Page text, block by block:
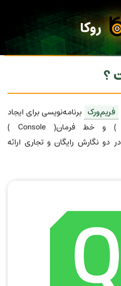
روکا
فریم‌ورک برنامه‌نویسی برای ایجاد
نرم‌افزارهای گرافیکی( GUI ) و خط فرمان( Console )
چندسیستم‌عاملی است. Qt در دو نگارش رایگان و تجاری ارائه